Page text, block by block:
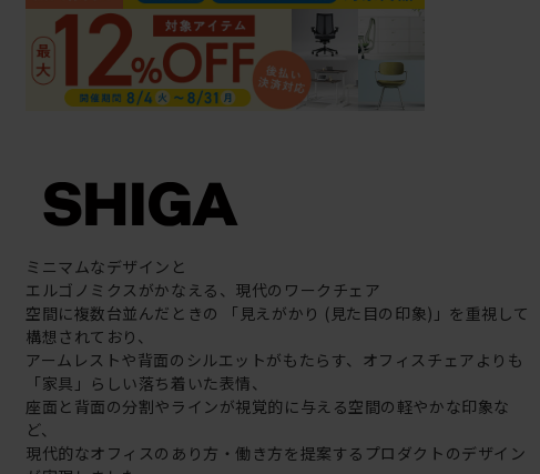
ミニマムなデザインと
エルゴノミクスがかなえる、現代のワークチェア
空間に複数台並んだときの 「見えがかり (見た目の印象)」を重視して
構想されており、
アームレストや背面のシルエットがもたらす、オフィスチェアよりも
「家具」らしい落ち着いた表情、
座面と背面の分割やラインが視覚的に与える空間の軽やかな印象な
ど、
現代的なオフィスのあり方・働き方を提案するプロダクトのデザイン